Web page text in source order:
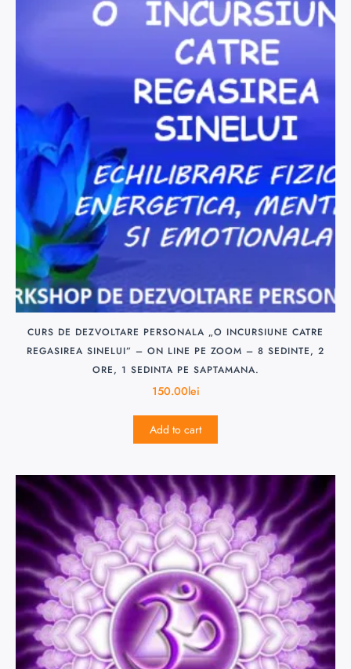
CURS DE DEZVOLTARE PERSONALA „O INCURSIUNE CATRE
REGASIREA SINELUI” – ON LINE PE ZOOM – 8 SEDINTE, 2
ORE, 1 SEDINTA PE SAPTAMANA.
150.00lei
Add to cart